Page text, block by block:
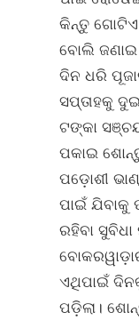
କିନ୍ତୁ
ବୋଲି ଜଣାଇ
ଦିନ ଧରି
ସପ୍ତାହକୁ
ଟଙ୍କା
ପକାଇ
ପଡ଼ୋଶୀ
ପାଇଁ ଯିବାକୁ
ରହିବା ସୁବିଧା
ଏଥିପାଇଁ
ପଡ଼ିଲା।